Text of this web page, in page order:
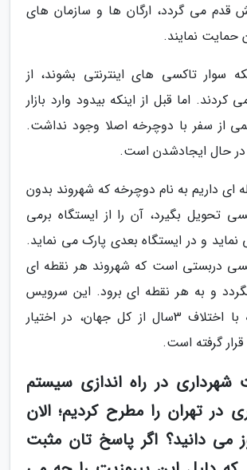
قدم می گردد، ارگان ها و سازمان های
حمایت نمایند.
سوار تاکسی های اینترنتی بشوند، از
کردند. اما قبل از اینکه بیدود وارد بازار
از سفر با دوچرخه اصلا وجود نداشت.
حال ایجادشدن است.
ای داریم به نام دوچرخه که شهروند بدون
تحویل بگیرد، آن را از ایستگاه برمی
نماید و در ایستگاه بعدی پارک می نماید.
دربستی است که شهروند هر نقطه ای
و به هر نقطه ای برود. این سرویس
خاصی است که با اختلاف 3سال از کل جهان، در اختیار
گرفته است.
در راه اندازی سیستم
در تهران را مطرح کردیم؛ الان
می دانید؟ اگر پاسخ تان مثبت